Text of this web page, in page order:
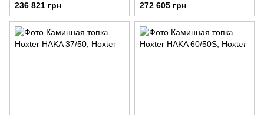
236 821 грн 272 605 грн